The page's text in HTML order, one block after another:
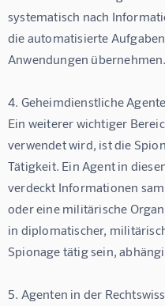
systematisch nach
die automatisierte
Anwendungen übernehmen.
4. Geheimdienstliche
Ein weiterer wichtiger
verwendet wird, ist die
Tätigkeit. Ein Agent in
verdeckt Informationen
oder eine militärische
in diplomatischer,
Spionage tätig sein,
5. Agenten in der